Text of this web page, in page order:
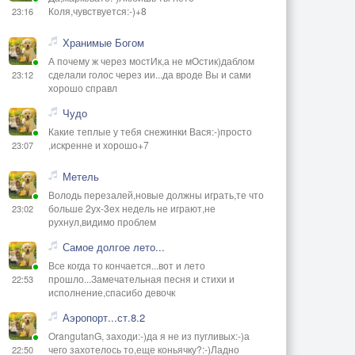
23:16
Коля,чувствуется:-)+8
23:12
Хранимые Богом
А почему ж через мостИк,а не мОстик)даблом
сделали голос через ии...да вроде Вы и сами
хорошо справл
23:07
Чудо
Какие теплые у тебя снежинки Вася:-)просто
,искренне и хорошо+7
23:02
Метель
Володь перезалей,новые должны играть,те что
больше 2ух-3ех недель не играют,не
рухнул,видимо проблем
22:53
Самое долгое лето...
Все когда то кончается...вот и лето
прошло...Замечательная песня и стихи и
исполнение,спасибо девочк
22:50
Аэропорт...ст.8.2
OrangutanG, заходи:-)да я не из пугливых:-)а
чего захотелось то,еще коньячку?:-)Ладно